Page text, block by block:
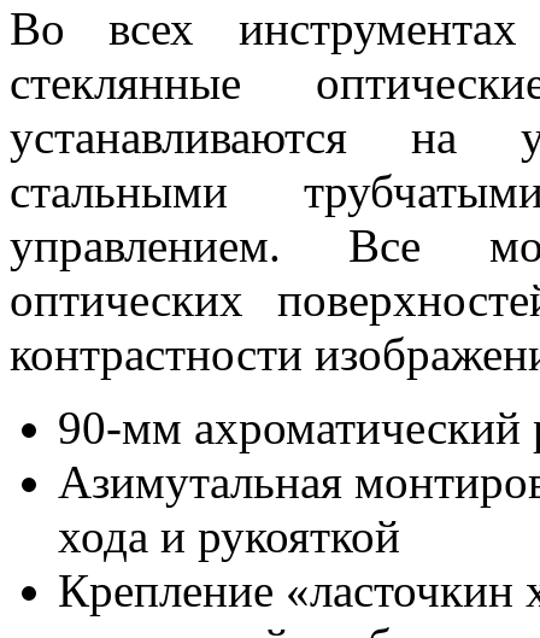
Во всех инструментах
стеклянные
устанавливаются на
стальными
управлением. Все
оптических
контрастности
90-мм ахроматический
Азимутальная
хода и рукояткой
Крепление «ласточкин